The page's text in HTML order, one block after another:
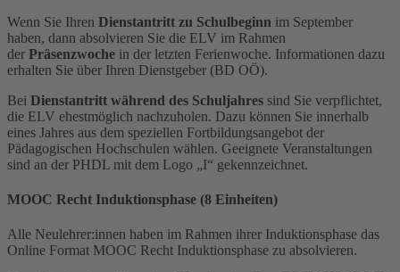
Wenn Sie Ihren Dienstantritt zu Schulbeginn im September
haben, dann absolvieren Sie die ELV im Rahmen
der Präsenzwoche in der letzten Ferienwoche. Informationen dazu
erhalten Sie über Ihren Dienstgeber (BD OÖ).
Bei Dienstantritt während des Schuljahres sind Sie verpflichtet,
die ELV ehestmöglich nachzuholen. Dazu können Sie innerhalb
eines Jahres aus dem speziellen Fortbildungsangebot der
Pädagogischen Hochschulen wählen. Geeignete Veranstaltungen
sind an der PHDL mit dem Logo „I“ gekennzeichnet.
MOOC Recht Induktionsphase (8 Einheiten)
Alle Neulehrer:innen haben im Rahmen ihrer Induktionsphase das
Online Format MOOC Recht Induktionsphase zu absolvieren.